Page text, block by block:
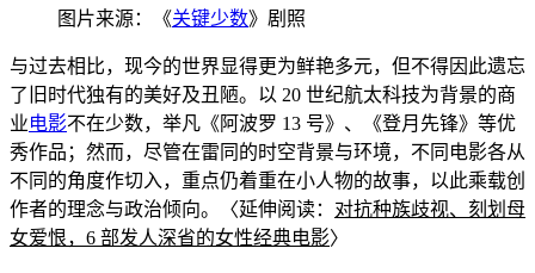
图片来源：《关键少数》剧照
与过去相比，现今的世界显得更为鲜艳多元，但不得因此遗忘
了旧时代独有的美好及丑陋。以 20 世纪航太科技为背景的商
业电影不在少数，举凡《阿波罗 13 号》、《登月先锋》等优
秀作品；然而，尽管在雷同的时空背景与环境，不同电影各从
不同的角度作切入，重点仍着重在小人物的故事，以此乘载创
作者的理念与政治倾向。〈延伸阅读： 对抗种族歧视、刻划母
女爱恨，6 部发人深省的女性经典电影〉